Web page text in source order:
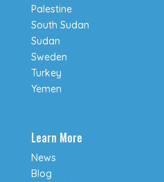
Palestine
South Sudan
Sudan
Sweden
Turkey
Yemen
Learn More
News
Blog